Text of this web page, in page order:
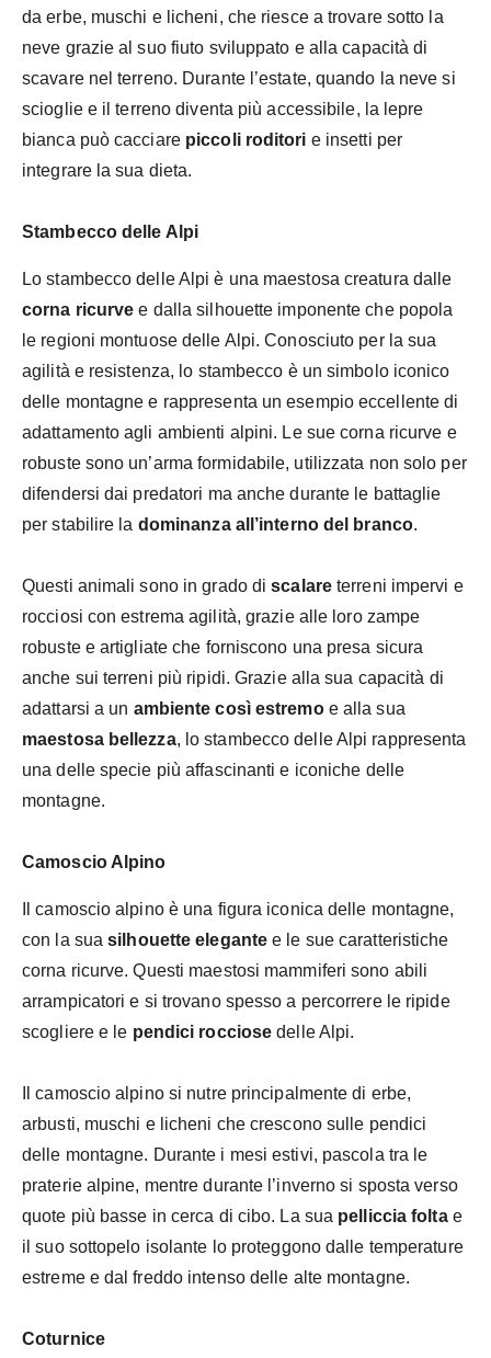
da erbe, muschi e licheni, che riesce a trovare sotto la
neve grazie al suo fiuto sviluppato e alla capacità di
scavare nel terreno. Durante l’estate, quando la neve si
scioglie e il terreno diventa più accessibile, la lepre
bianca può cacciare piccoli roditori e insetti per
integrare la sua dieta.
Stambecco delle Alpi
Lo stambecco delle Alpi è una maestosa creatura dalle
corna ricurve e dalla silhouette imponente che popola
le regioni montuose delle Alpi. Conosciuto per la sua
agilità e resistenza, lo stambecco è un simbolo iconico
delle montagne e rappresenta un esempio eccellente di
adattamento agli ambienti alpini. Le sue corna ricurve e
robuste sono un’arma formidabile, utilizzata non solo per
difendersi dai predatori ma anche durante le battaglie
per stabilire la dominanza all’interno del branco.
Questi animali sono in grado discalareterreni impervi e
rocciosi con estrema agilità, grazie alle loro zampe
robuste e artigliate che forniscono una presa sicura
anche sui terreni più ripidi. Grazie alla sua capacità di
adattarsi a un ambiente così estremoe alla sua
maestosa bellezza, lo stambecco delle Alpi rappresenta
una delle specie più affascinanti e iconiche delle
montagne.
Camoscio Alpino
Il camoscio alpino è una figura iconica delle montagne,
con la suasilhouette elegante e le sue caratteristiche
corna ricurve. Questi maestosi mammiferi sono abili
arrampicatori e si trovano spesso a percorrere le ripide
scogliere e le pendici rocciose delle Alpi.
Il camoscio alpino si nutre principalmente di erbe,
arbusti, muschi e licheni che crescono sulle pendici
delle montagne. Durante i mesi estivi, pascola tra le
praterie alpine, mentre durante l’inverno si sposta verso
quote più basse in cerca di cibo. La sua pelliccia foltae
il suo sottopelo isolante lo proteggono dalle temperature
estreme e dal freddo intenso delle alte montagne.
Coturnice